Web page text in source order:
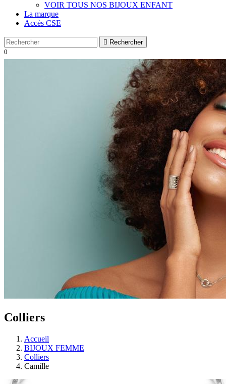
VOIR TOUS NOS BIJOUX ENFANT
La marque
Accès CSE
 Rechercher
0
Colliers
Accueil
BIJOUX FEMME
Colliers
Camille